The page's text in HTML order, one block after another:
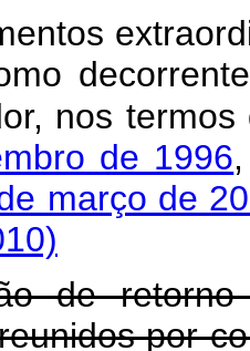
nos
de 1996
março de
de retorno
por